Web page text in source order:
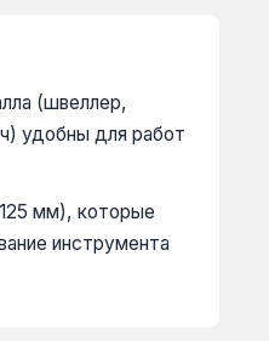
(швеллер,
удобны для работ
мм), которые
инструмента